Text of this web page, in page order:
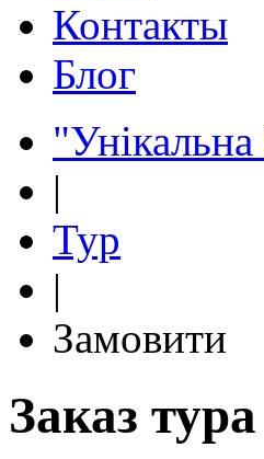
Контакты
Блог
|
Тур
|
Замовити
Заказ тура